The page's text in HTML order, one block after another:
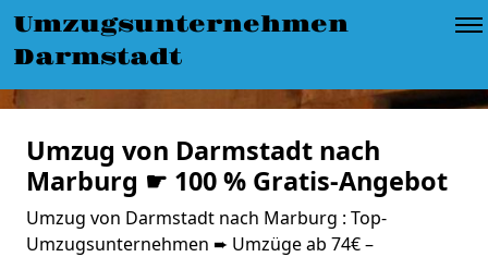
Umzugsunternehmen
Darmstadt
Umzug von Darmstadt nach
Marburg ☛ 100 % Gratis-Angebot
Umzug von Darmstadt nach Marburg : Top-
Umzugsunternehmen ➨ Umzüge ab 74€ –